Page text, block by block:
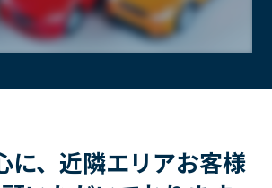
に、近隣エリアお客様